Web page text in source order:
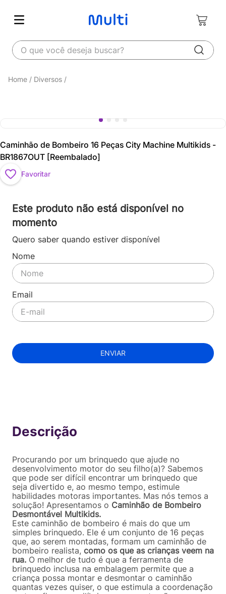
O que você deseja buscar?
Diversos
Caminhão de Bombeiro 16 Peças City Machine Multikids -
BR1867OUT [Reembalado]
Favoritar
Este produto não está disponível no
momento
Quero saber quando estiver disponível
ENVIAR
Procurando por um brinquedo que ajude no
desenvolvimento motor do seu filho(a)? Sabemos
que pode ser difícil encontrar um brinquedo que
seja divertido e, ao mesmo tempo, estimule
habilidades motoras importantes. Mas nós temos a
solução! Apresentamos o Caminhão de Bombeiro
Desmontável Multikids.
Este caminhão de bombeiro é mais do que um
simples brinquedo. Ele é um conjunto de 16 peças
que, ao serem montadas, formam um caminhão de
bombeiro realista, como os que as crianças veem na
rua. O melhor de tudo é que a ferramenta de
brinquedo inclusa na embalagem permite que a
criança possa montar e desmontar o caminhão
quantas vezes quiser, o que estimula a coordenação